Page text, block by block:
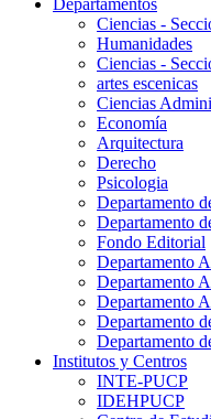
Departamentos
Ciencias -
Humanidades
Ciencias -
artes escenicas
Ciencias
Economía
Arquitectura
Derecho
Psicologia
Departamento
Departamento
Fondo Editorial
Departamento
Departamento
Departamento
Departamento
Departamento
Institutos y Centros
INTE-PUCP
IDEHPUCP